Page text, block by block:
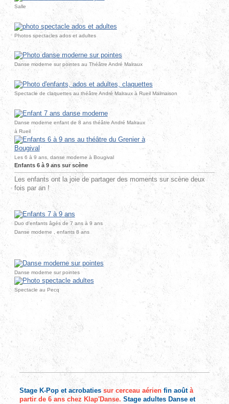
Salle
Photos spectacles ados et adultes
Danse moderne sur pointes au Théâtre André Malraux
Spectacle de claquettes au théâtre André Malraux à Rueil Malmaison
Danse moderne enfant de 8 ans théâtre André Malraux
à Rueil
Les 6 à 9 ans, danse moderne à Bougival
Enfants 6 à 9 ans sur scène
Les enfants ont la joie de partager des moments sur scène deux
fois par an !
Duo d'enfants âgés de 7 ans à 9 ans
Danse moderne , enfants 8 ans
Danse moderne sur pointes
Spectacle au Pecq
Stage K-Pop et acrobaties sur cerceau aérien fin août à
partir de 6 ans chez Klap'Danse. Stage adultes Danse et